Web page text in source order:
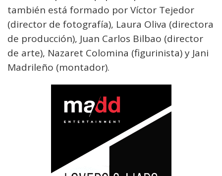
también está formado por Víctor Tejedor
(director de fotografía), Laura Oliva (directora
de producción), Juan Carlos Bilbao (director
de arte), Nazaret Colomina (figurinista) y Jani
Madrileño (montador).